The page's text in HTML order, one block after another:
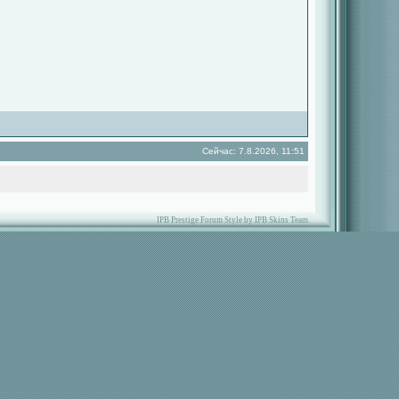
Сейчас: 7.8.2026, 11:51
IPB Prestige Forum Style by IPB Skins Team